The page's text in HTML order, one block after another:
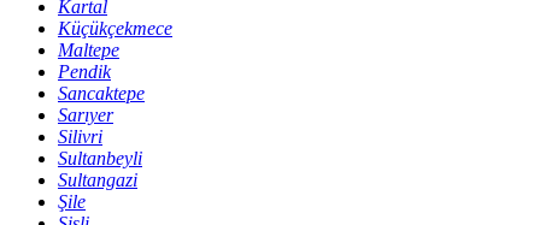
Kartal
Küçükçekmece
Maltepe
Pendik
Sancaktepe
Sarıyer
Silivri
Sultanbeyli
Sultangazi
Şile